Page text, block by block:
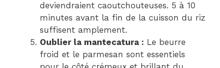
deviendraient caoutchouteuses. 5 à 10
minutes avant la fin de la cuisson du riz
suffisent amplement.
Oublier la mantecatura : Le beurre
froid et le parmesan sont essentiels